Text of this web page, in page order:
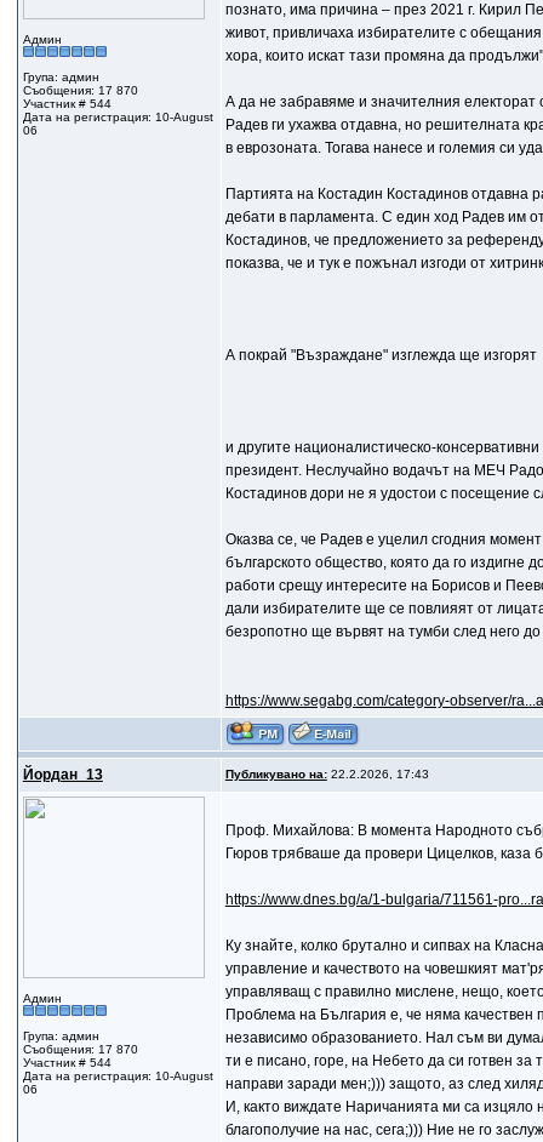
Админ
Група: админ
Съобщения: 17 870
Участник # 544
Дата на регистрация: 10-August
06
познато, има причина – през 2021 г. Кирил
живот, привличаха избирателите с
хора, които искат тази промяна да
А да не забравяме и значителния
Радев ги ухажва отдавна, но решителната
в еврозоната. Тогава нанесе и големия си
Партията на Костадин Костадинов отдавна
дебати в парламента. С един ход Радев им
Костадинов, че предложението за
показва, че и тук е пожънал изгоди от
А покрай "Възраждане" изглежда ще изгорят
и другите националистическо-
президент. Неслучайно водачът на МЕЧ
Костадинов дори не я удостои с посещение
Оказва се, че Радев е уцелил сгодния
българското общество, която да го
работи срещу интересите на Борисов и
дали избирателите ще се повлияят от
безропотно ще вървят на тумби след него
https://www.segabg.com/category-observer/
Йордан_13 Публикувано на:22.2.2026, 17:43
Админ
Група: админ
Съобщения: 17 870
Участник # 544
Дата на регистрация: 10-August
06
Проф. Михайлова: В момента Народното
Гюров трябваше да провери Цицелков, каза
https://www.dnes.bg/a/1-bulgaria/711561-
Ку знайте, колко брутално и сипвах на
управление и качеството на човешкият
управляващ с правилно мислене, нещо,
Проблема на България е, че няма качествен
независимо образованието. Нал съм ви
ти е писано, горе, на Небето да си готвен
направи заради мен;))) защото, аз след
И, както виждате Наричанията ми са изцяло
благополучие на нас, сега;))) Ние не го